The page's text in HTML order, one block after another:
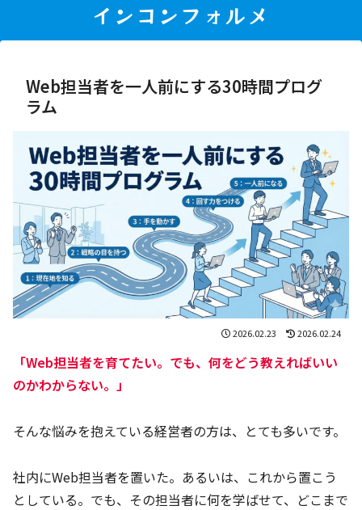
インコンフォルメ
Web担当者を一人前にする30時間プログ
ラム
2026.02.23 2026.02.24
「Web担当者を育てたい。でも、何をどう教えればいい
のかわからない。」
そんな悩みを抱えている経営者の方は、とても多いです。
社内にWeb担当者を置いた。あるいは、これから置こう
としている。でも、その担当者に何を学ばせて、どこまで